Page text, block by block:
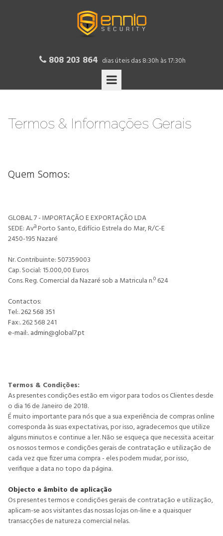
 808 203 864 dias úteis das 8:30h às 17:30h
Termos & Informações Gerais
Quem Somos:
GLOBAL 7 - IMPORTAÇÃO E EXPORTAÇÃO LDA
SEDE: Avª Porto Santo, Edifício Estrela do Mar, R/C-E
2450-195 Nazaré
Nr. Contribuinte: 507359003
Cap. Social: 15.000,00 Euros
Cons. Reg. Comercial da Nazaré sob a Matricula n.º 624
Contactos:
Tel:. 262 568 351
Fax:.262 568 241
e-mail:.admin@global7.pt
Termos & Condições:
As presentes condições estão em vigor para todos os Clientes desde
o dia 16 de Janeiro de 2018.
É muito importante para nós que a sua experiência de compras online
corresponda às suas expectativas, por isso, agradecemos que utilize
alguns minutos e continue a ler. Não se esqueça que necessita aceitar
os nossos termos e condições gerais de contratação e utilização de
cada vez que fizer uma compra - eles podem mudar, por isso,
verifique a data no topo da página.
Objecto e âmbito de aplicação
Os presentes termos e condições gerais de contratação e utilização,
aplicam-se aos visitantes das nossas lojas on-line e a quaisquer
transacções de natureza comercial nelas.